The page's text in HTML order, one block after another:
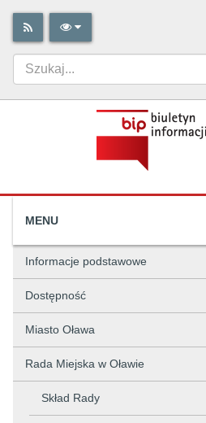
MENU
Informacje podstawowe
Dostępność
Miasto Oława
Rada Miejska w Oławie
Skład Rady